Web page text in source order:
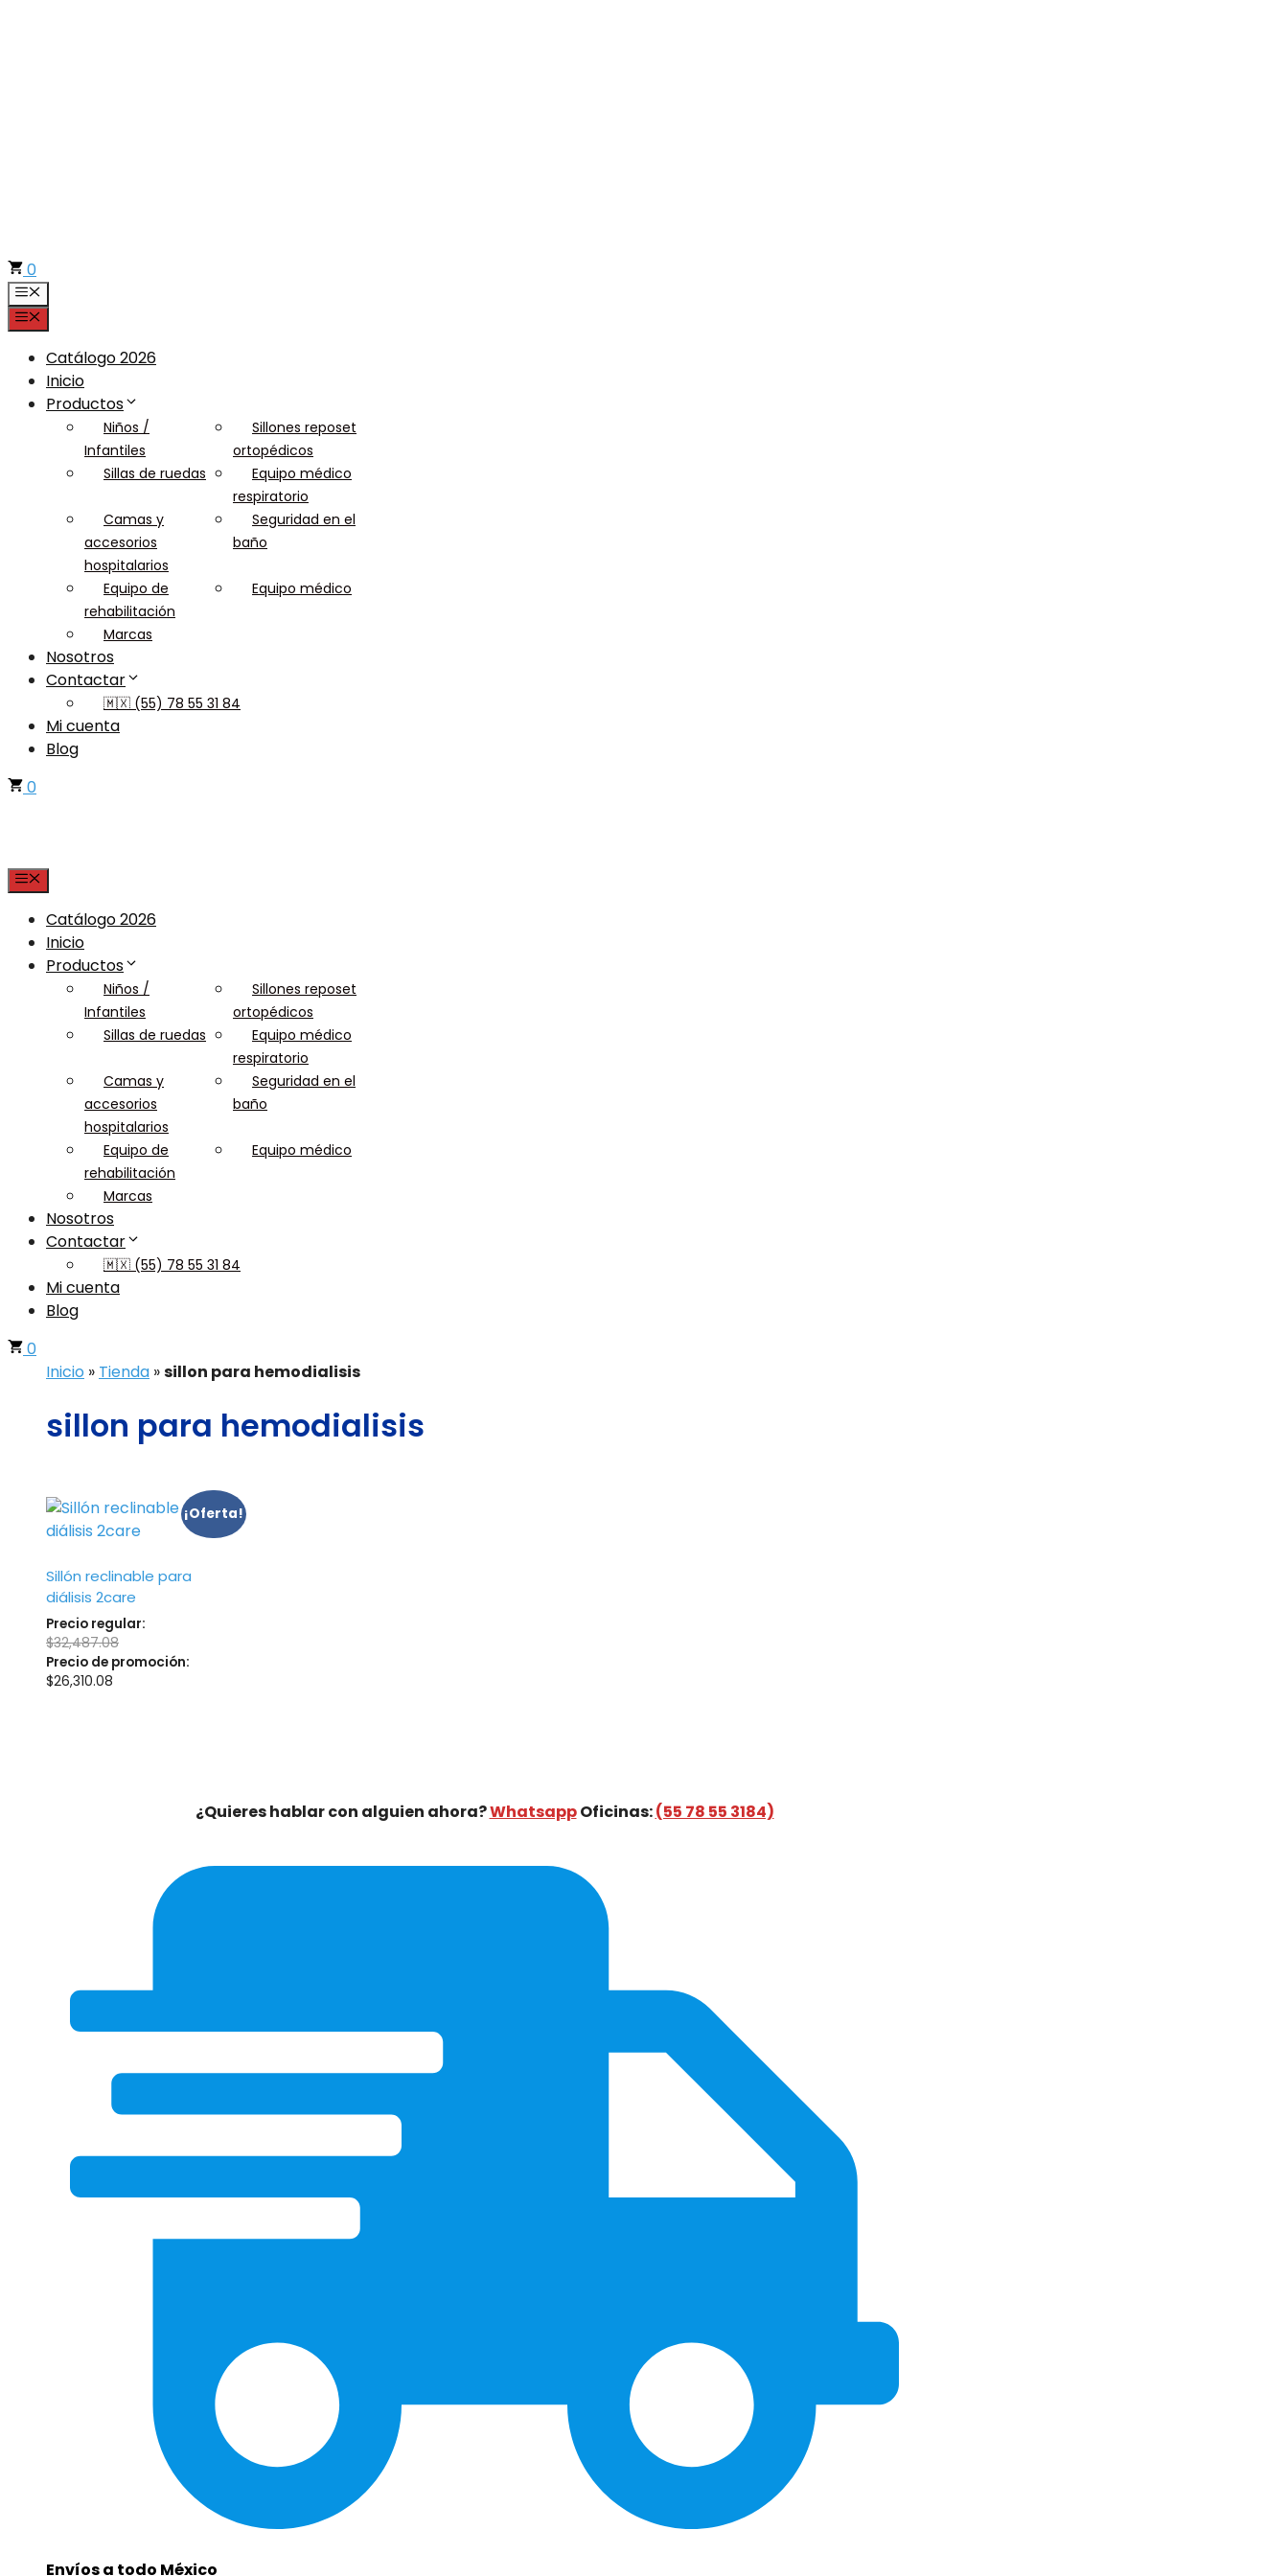
0
Menú
Menú
Catálogo 2026
Inicio
Productos
Niños /
Infantiles
Sillones reposet
ortopédicos
Sillas de ruedas
Equipo médico
respiratorio
Camas y
accesorios
hospitalarios
Seguridad en el
baño
Equipo de
rehabilitación
Equipo médico
Marcas
Nosotros
Contactar
🇲🇽 (55) 78 55 31 84
Mi cuenta
Blog
0
Menu
Catálogo 2026
Inicio
Productos
Niños /
Infantiles
Sillones reposet
ortopédicos
Sillas de ruedas
Equipo médico
respiratorio
Camas y
accesorios
hospitalarios
Seguridad en el
baño
Equipo de
rehabilitación
Equipo médico
Marcas
Nosotros
Contactar
🇲🇽 (55) 78 55 31 84
Mi cuenta
Blog
0
Inicio » Tienda »sillon para hemodialisis
sillon para hemodialisis
Sillón reclinable para
diálisis 2care
¡Oferta!
Precio regular:
$32,487.08
Precio de promoción:
$26,310.08
¿Quieres hablar con alguien ahora?WhatsappOficinas:(55 78 55 3184)
Envíos a todo México